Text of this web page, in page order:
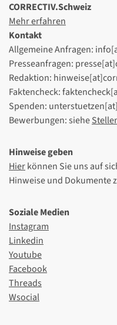
CORRECTIV.Schweiz
Mehr erfahren
Kontakt
Allgemeine Anfragen:
Presseanfragen:
Redaktion:
Faktencheck:
Spenden:
Bewerbungen: siehe
Hinweise geben
Hierkönnen Sie uns auf
Hinweise und Dokumente
Soziale Medien
Instagram
Linkedin
Youtube
Facebook
Threads
Wsocial